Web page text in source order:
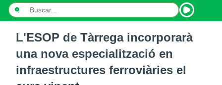
INICI
NOTÍCIES
L'ESOP de Tàrrega incorporarà
una nova especialització en
infraestructures ferroviàries el